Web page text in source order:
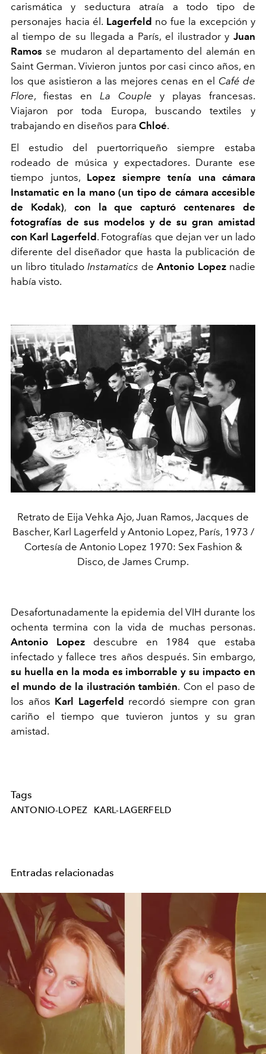
carismática y seductura atraía a todo tipo de
personajes hacia él. Lagerfeld no fue la excepción y
al tiempo de su llegada a París, el ilustrador y Juan
Ramos se mudaron al departamento del alemán en
Saint German. Vivieron juntos por casi cinco años, en
los que asistieron a las mejores cenas en el Café de
Flore, fiestas en La Couple y playas francesas.
Viajaron por toda Europa, buscando textiles y
trabajando en diseños para Chloé.
El estudio del puertorriqueño siempre estaba
rodeado de música y expectadores. Durante ese
tiempo juntos, Lopez siempre tenía una cámara
Instamatic en la mano (un tipo de cámara accesible
de Kodak), con la que capturó centenares de
fotografías de sus modelos y de su gran amistad
con Karl Lagerfeld . Fotografías que dejan ver un lado
diferente del diseñador que hasta la publicación de
un libro titulado Instamatics de Antonio Lopez nadie
había visto.
Retrato de Eija Vehka Ajo, Juan Ramos, Jacques de
Bascher, Karl Lagerfeld y Antonio Lopez, París, 1973 /
Cortesía de Antonio Lopez 1970: Sex Fashion &
Disco, de James Crump.
Desafortunadamente la epidemia del VIH durante los
ochenta termina con la vida de muchas personas.
Antonio Lopez descubre
en 1984 que estaba
infectado y fallece tres años después. Sin embargo,
su huella en la moda es imborrable y su impacto en
el mundo de la ilustración también. Con el paso de
los años Karl Lagerfeld recordó siempre con gran
cariño el tiempo que tuvieron juntos y su gran
amistad.
Tags
ANTONIO-LOPEZ KARL-LAGERFELD
Entradas relacionadas